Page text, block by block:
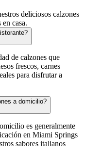
deliciosos calzones
casa.
de calzones que
frescos, carnes
para disfrutar a
a domicilio?
es generalmente
en Miami Springs
sabores italianos